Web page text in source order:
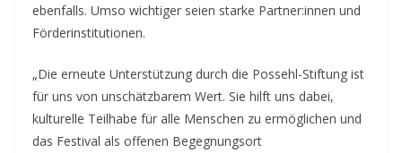
ebenfalls. Umso wichtiger seien starke Partner:innen und
Förderinstitutionen.
„Die erneute Unterstützung durch die Possehl-Stiftung ist
für uns von unschätzbarem Wert. Sie hilft uns dabei,
kulturelle Teilhabe für alle Menschen zu ermöglichen und
das Festival als offenen Begegnungsort